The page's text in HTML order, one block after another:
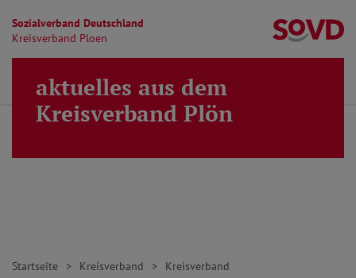
Sozialverband Deutschland
Kreisverband Ploen
Direkt zu den Inhalten springen
MENÜ
aktuelles aus dem
Kreisverband Plön
Startseite Kreisverband Kreisverband